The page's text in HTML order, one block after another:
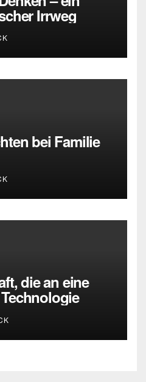
Irrweg
bei Familie
die an eine
ihre
Welt nicht
einfrieren